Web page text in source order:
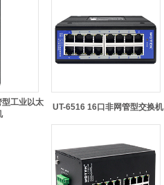
工业以太
UT-6516 16口非网管型交换机